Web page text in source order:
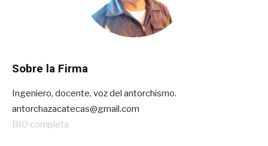
Sobre la Firma
Ingeniero, docente, voz del antorchismo.
antorchazacatecas@gmail.com
BIO completa